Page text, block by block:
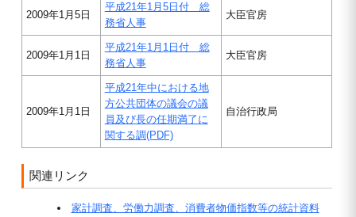
2009年1月5日
平成21年1月5日付 総
務省人事
大臣官房
2009年1月1日
平成21年1月1日付 総
務省人事
大臣官房
2009年1月1日
平成21年中における地
方公共団体の議会の議
員及び長の任期満了に
関する調(PDF)
自治行政局
関連リンク
家計調査、労働力調査、消費者物価指数等の統計資料